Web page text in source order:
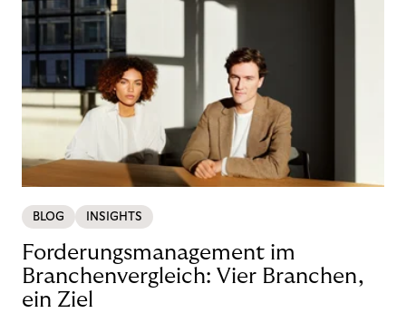
BLOG INSIGHTS
Forderungsmanagement im
Branchenvergleich: Vier Branchen,
ein Ziel